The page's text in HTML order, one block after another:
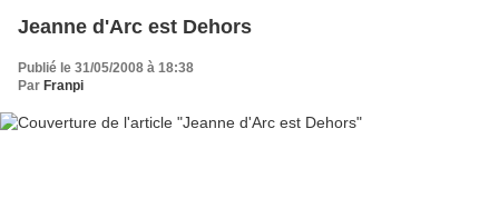
Jeanne d'Arc est Dehors
Publié le 31/05/2008 à 18:38
Par Franpi